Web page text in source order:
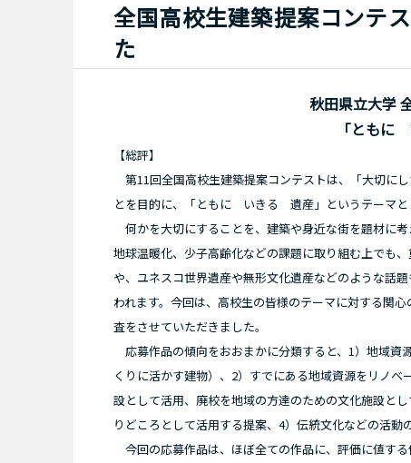
全国高校生建築提案コンテ
た
秋田県立大学
「とも
【総評】
第11回全国高校生建築提案コンテストは、「大切に
とを目的に、「ともに いきる 遺産」というテーマと
何かを大切にすることを、建築や身近な街を題材に
地球温暖化、少子高齢化などの課題に取り組む上でも
や、ユネスコ世界遺産や無形文化遺産などのような話
われます。今回は、高校生の皆様のテーマに対する関
査をさせていただきました。
応募作品の傾向をおおまかに分類すると、1）地域資
くりに活かす建物）、2）すでにある地域資源をリノ
設として活用、廃校を地域の方達のための文化施設と
りどころとして活用する提案、4）伝統文化などの活動
今回の応募作品は、ほぼ全ての作品に、評価に値す